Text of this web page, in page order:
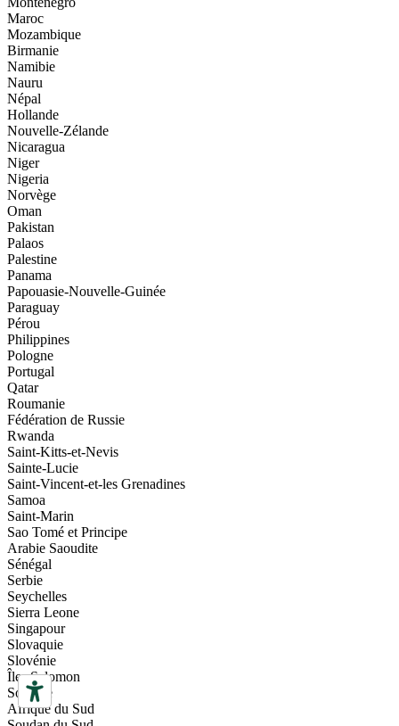
Maroc
Mozambique
Birmanie
Namibie
Nauru
Népal
Hollande
Nouvelle-Zélande
Nicaragua
Niger
Nigeria
Norvège
Oman
Pakistan
Palaos
Palestine
Panama
Papouasie-Nouvelle-Guinée
Paraguay
Pérou
Philippines
Pologne
Portugal
Qatar
Roumanie
Fédération de Russie
Rwanda
Saint-Kitts-et-Nevis
Sainte-Lucie
Saint-Vincent-et-les Grenadines
Samoa
Saint-Marin
Sao Tomé et Principe
Arabie Saoudite
Sénégal
Serbie
Seychelles
Sierra Leone
Singapour
Slovaquie
Slovénie
Îles Salomon
Somalie
Afrique du Sud